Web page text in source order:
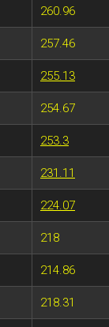
260.96
257.46
255.13
254.67
253.3
231.11
224.07
218
214.86
218.31